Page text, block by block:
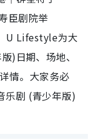
臣剧院举
U Lifestyle为大
)日期、场地、
情。大家务必
乐剧 (青少年版)